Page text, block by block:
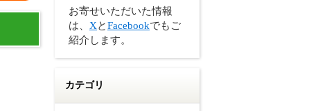
お寄せいただいた情報
は、 XとFacebookでもご
紹介します。
カテゴリ